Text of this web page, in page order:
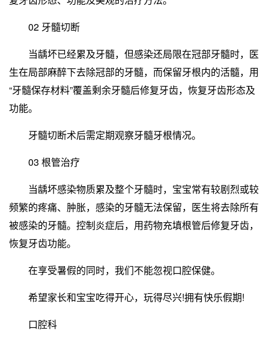
02 牙髓切断
当龋坏已经累及牙髓，但感染还局限在冠部牙髓时，医
生在局部麻醉下去除冠部的牙髓，而保留牙根内的活髓，用
“牙髓保存材料”覆盖剩余牙髓后修复牙齿，恢复牙齿形态及
功能。
牙髓切断术后需定期观察牙髓牙根情况。
03 根管治疗
当龋坏感染物质累及整个牙髓时，宝宝常有较剧烈或较
频繁的疼痛、肿胀，感染的牙髓无法保留，医生将去除所有
被感染的牙髓。控制炎症后，用药物充填根管后修复牙齿，
恢复牙齿功能。
在享受暑假的同时，我们不能忽视口腔保健。
希望家长和宝宝吃得开心，玩得尽兴!拥有快乐假期!
口腔科